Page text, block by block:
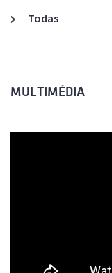
Todas
MULTIMÉDIA